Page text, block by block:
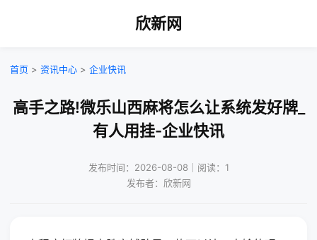
欣新网
首页 > 资讯中心 > 企业快讯
高手之路!微乐山西麻将怎么让系统发好牌_
有人用挂-企业快讯
发布时间：2026-08-08｜阅读：1
发布者：欣新网